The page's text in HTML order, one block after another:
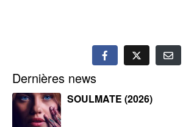
Dernières news
SOULMATE (2026)